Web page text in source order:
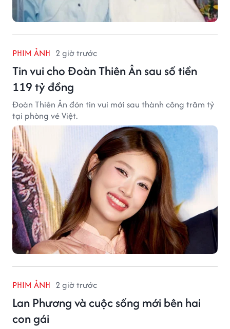
PHIM ẢNH 2 giờ trước
Tin vui cho Đoàn Thiên Ân sau số tiền
119 tỷ đồng
Đoàn Thiên Ân đón tin vui mới sau thành công trăm tỷ
tại phòng vé Việt.
PHIM ẢNH 2 giờ trước
Lan Phương và cuộc sống mới bên hai
con gái